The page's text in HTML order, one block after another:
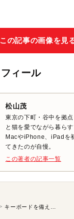
この記事の画像を見
ィール
松山茂
東京の下町・谷中を拠
と猫を愛でながら暮ら
MacやiPhone、iPadを
てきたのが自慢。
この著者の記事一覧